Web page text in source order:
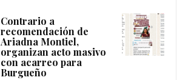
Contrario a
recomendación de
Ariadna Montiel,
organizan acto masivo
con acarreo para
Burgueño